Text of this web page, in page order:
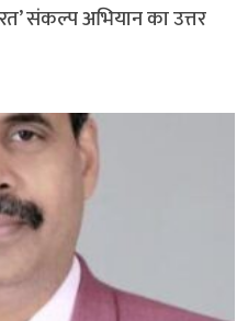
संकल्प अभियान का उत्तर